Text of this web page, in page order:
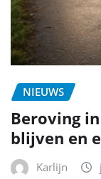
NIEUWS
Beroving
blijven en
Karlijn